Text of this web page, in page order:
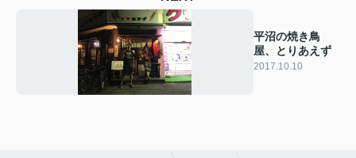
平沼の焼き鳥
屋、とりあえず
2017.10.10